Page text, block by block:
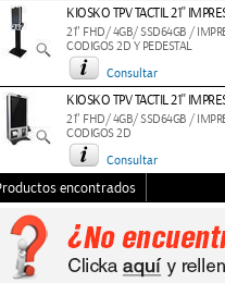
KIOSKO TPV TACTIL 21''
21" FHD/ 4GB/ SSD64GB /
CODIGOS 2D Y PEDESTAL
Consultar
KIOSKO TPV TACTIL 21''
21" FHD/ 4GB/ SSD64GB /
CODIGOS 2D
Consultar
encontrados